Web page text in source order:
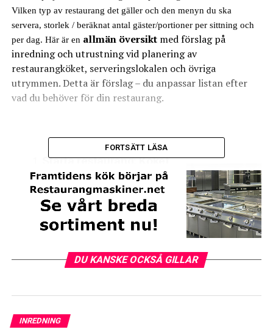
Vilken typ av restaurang det gäller och den menyn du ska
servera, storlek / beräknat antal gäster/portioner per sittning och
per dag. Här är en allmän översikt med förslag på
inredning och utrustning vid planering av
restaurangköket, serveringslokalen och övriga
utrymmen. Detta är förslag – du anpassar listan efter
vad du behöver för din restaurang.
Starta restaurang: Köket
Värmeenheter med tillräcklig ventilation (spis,
stekbord, ugn, fritös, salamander, kokgryta, värmeri,
mikrovågsugn)
omfattning och karaktär
□Tillräckligt med kylförvaring för olika livsmedel (t ex
kött, fisk, grönsaker samt färdiglagade rätter)
FORTSÄTT LÄSA
DU KANSKE OCKSÅ GILLAR
INREDNING